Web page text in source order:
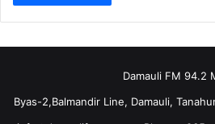
Damauli FM 94.2
Byas-2,Balmandir Line, Damauli,